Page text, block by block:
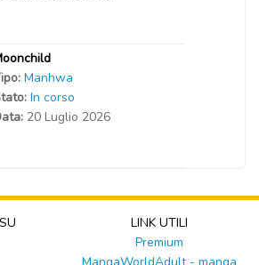
Manhwa
In corso
20 Luglio 2026
LINK UTILI
Premium
MangaWorldAdult - manga